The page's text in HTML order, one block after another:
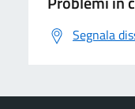
Segnala